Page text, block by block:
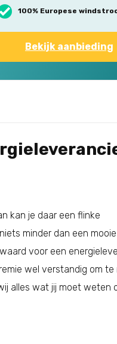
100% Europese
Bekijk aanbieding
kan je daar een flinke
minder dan een mooie
voor een
wel verstandig om te
alles wat jij moet weten